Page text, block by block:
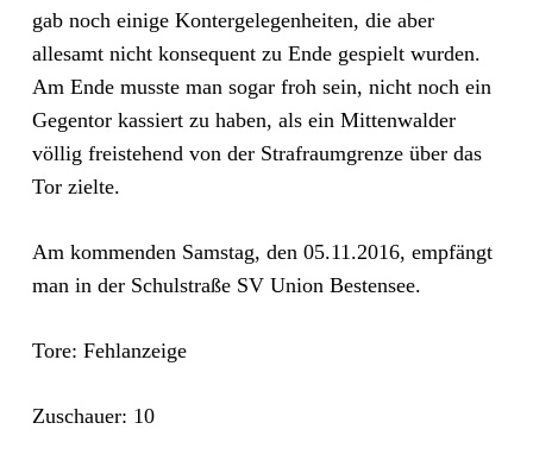
gab noch einige Kontergelegenheiten, die aber
allesamt nicht konsequent zu Ende gespielt wurden.
Am Ende musste man sogar froh sein, nicht noch ein
Gegentor kassiert zu haben, als ein Mittenwalder
völlig freistehend von der Strafraumgrenze über das
Tor zielte.
Am kommenden Samstag, den 05.11.2016, empfängt
man in der Schulstraße SV Union Bestensee.
Tore: Fehlanzeige
Zuschauer: 10